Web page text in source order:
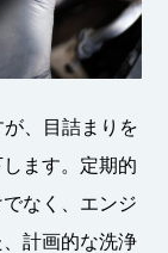
、目詰まりを
ます。定期的
なく、エンジ
計画的な洗浄